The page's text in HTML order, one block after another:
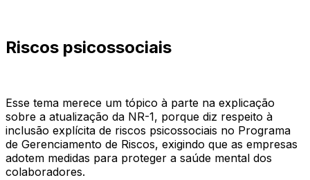
Riscos psicossociais
Esse tema merece um tópico à parte na explicação
sobre a atualização da NR-1, porque diz respeito à
inclusão explícita de riscos psicossociais no Programa
de Gerenciamento de Riscos, exigindo que as empresas
adotem medidas para proteger a saúde mental dos
colaboradores.